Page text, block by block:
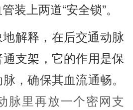
装上两道“安全锁”。
解释，在后交通动脉
支架，它的作用是保
，确保其血流通畅。
脉里再放一个密网支